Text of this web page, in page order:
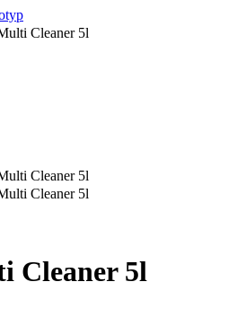
Cleaner 5l
Cleaner 5l
Cleaner 5l
Cleaner 5l